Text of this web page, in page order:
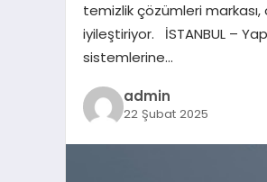
temizlik çözümleri
iyileştiriyor. İSTANBUL –
sistemlerine…
admin
22 Şubat 2025